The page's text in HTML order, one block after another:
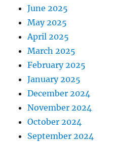
June 2025
May 2025
April 2025
March 2025
February 2025
January 2025
December 2024
November 2024
October 2024
September 2024